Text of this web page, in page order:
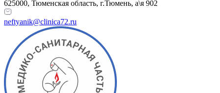
625000, Тюменская область, г.Тюмень, а\я 902
neftyanik@clinica72.ru